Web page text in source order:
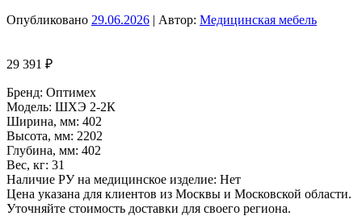
Опубликовано 29.06.2026 | Автор: Медицинская мебель
29 391 ₽
Бренд: Оптимех
Модель: ШХЭ 2-2К
Ширина, мм: 402
Высота, мм: 2202
Глубина, мм: 402
Вес, кг: 31
Наличие РУ на медицинское изделие: Нет
Цена указана для клиентов из Москвы и Московской области.
Уточняйте стоимость доставки для своего региона.